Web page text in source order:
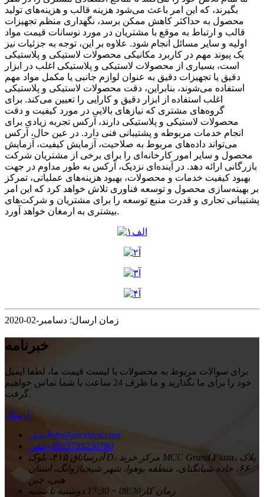
بگیرند، که این امر باعث می‌شود هزینه قالب و هزینه‌های تولید
محصول به حداکثر کاهش ممکن برسد، نگهداری منظم تجهیزات
قالب و ارتباط به موقع با مشتریان در مورد نوسانات قیمت مواد
اولیه و سایر مسائل انجام شود. علاوه بر این، توجه به جزئیات نیز
یک پیوند مهم در کاربرد مکانیکی محصولات لاستیکی و پلاستیکی
است، بسیاری از محصولات لاستیکی و پلاستیکی اغلب در ابزار
دقیق یا تجهیزات دقیق به عنوان لوازم جانبی یا مکمل مواد مهم
استفاده می‌شوند، بنابراین، دقت محصولات لاستیکی و پلاستیکی
اغلب استفاده از ابزار دقیق و کارایی را تعیین می‌کند. برای
گروه‌های مشتری که نیازهای بالایی در مورد کیفیت و دقت
محصولات لاستیکی و پلاستیکی دارند، آرکس تجربه زیادی برای
انجام خدمات مربوطه و پشتیبانی فنی دارد. در عین حال، آرکس
می‌تواند داده‌های مربوط به صلاحیت، آزمایش کیفیت، آزمایش
محصول و سایر امور کارخانه‌ای را برای برخی از مشتریان شرکت
بازرگانی ارائه دهد. در آینده‌ای نزدیک، آرکس به طور مداوم در جهت
بهبود کیفیت خدمات و محصولات، بهبود هزینه‌های عملیاتی، تمرکز
بر بهینه‌سازی محصول و توسعه فناوری تلاش خواهد کرد که این امر
پشتیبانی تجاری و قدرت منبع توسعه را برای مشتریان و شرکت‌های
بیشتری به ارمغان خواهد آورد.
زمان ارسال: دسامبر-02-2020
خبرنامه
برای سوالات مربوط به محصولات یا لیست قیمت ما، لطفا ایمیل
خود را برای ما بگذارید و ما ظرف 24 ساعت با شما تماس خواهیم
گرفت.
ارسال
ایمیلinfo@arextecn.com
تلفن‎+8615733230780‎
آدرس
اتاق ۴۱۵، بلوک D، مرکز خرید MCC Grand Plaza، پلاک
۶۶، جاده شیانگتای، منطقه یوهوا، شهر شیجیاژوانگ، استان
هبی، چین
زمان کار 08:30 ~ 17:30 دوشنبه تا شنبه